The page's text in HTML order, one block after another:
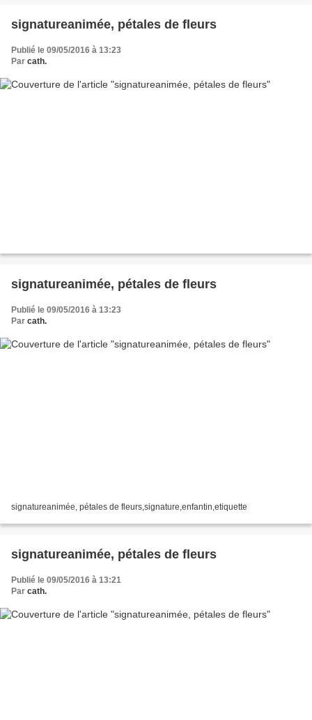
signatureanimée, pétales de fleurs
Publié le 09/05/2016 à 13:23
Par cath.
signatureanimée, pétales de fleurs
Publié le 09/05/2016 à 13:23
Par cath.
signatureanimée, pétales de fleurs,signature,enfantin,etiquette
signatureanimée, pétales de fleurs
Publié le 09/05/2016 à 13:21
Par cath.